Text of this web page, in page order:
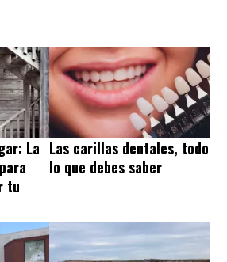
La
tu
Las carillas dentales, todo
lo que debes saber